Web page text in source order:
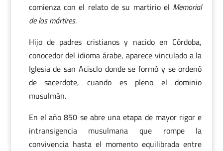
comienza con el relato de su martirio el Memorial
de los mártires.
Hijo de padres cristianos y nacido en Córdoba,
conocedor del idioma árabe, aparece vinculado a la
Iglesia de san Acisclo donde se formó y se ordenó
de sacerdote, cuando es pleno el dominio
musulmán.
En el año 850 se abre una etapa de mayor rigor e
intransigencia musulmana que rompe la
convivencia hasta el momento equilibrada entre